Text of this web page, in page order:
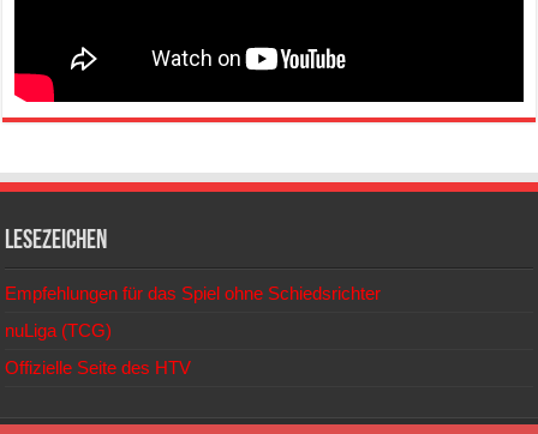
Lesezeichen
Empfehlungen für das Spiel ohne Schiedsrichter
nuLiga (TCG)
Offizielle Seite des HTV